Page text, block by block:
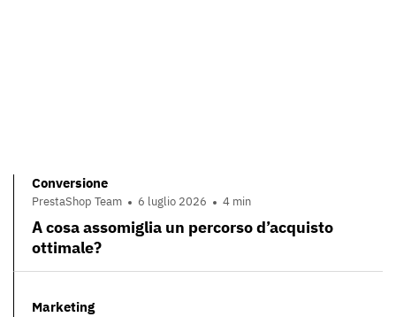
Conversione
PrestaShop Team 6 luglio 2026 4 min
A cosa assomiglia un percorso d’acquisto
ottimale?
Marketing